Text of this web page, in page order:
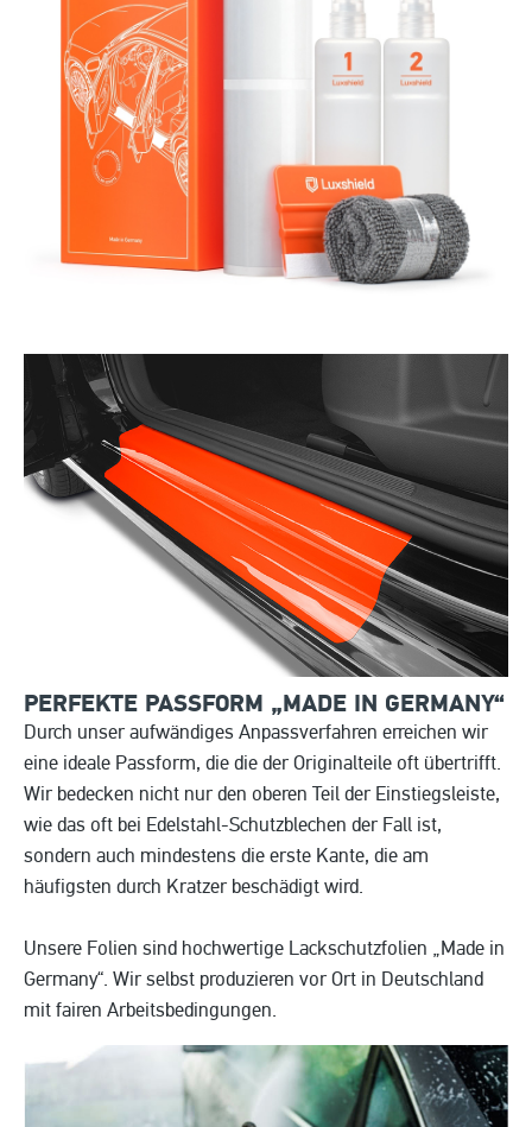
PERFEKTE PASSFORM „MADE IN GERMANY“
Durch unser aufwändiges Anpassverfahren erreichen wir
eine ideale Passform, die die der Originalteile oft übertrifft.
Wir bedecken nicht nur den oberen Teil der Einstiegsleiste,
wie das oft bei Edelstahl-Schutzblechen der Fall ist,
sondern auch mindestens die erste Kante, die am
häufigsten durch Kratzer beschädigt wird.
Unsere Folien sind hochwertige Lackschutzfolien „Made in
Germany“. Wir selbst produzieren vor Ort in Deutschland
mit fairen Arbeitsbedingungen.